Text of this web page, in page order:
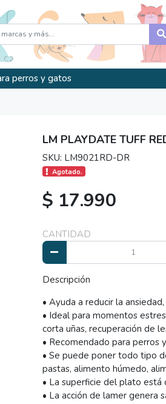
perros y gatos
LM PLAYDATE TUFF
SKU: LM9021RD-DR
Agotado.
$ 17.990
CANTIDAD
Descripción
• Ayuda a reducir la
• Ideal para momentos
corta uñas, recuperación de
• Recomendado para perros
• Se puede poner todo tipo
pastas, alimento húmedo,
• La superficie del plato
• La acción de lamer genera